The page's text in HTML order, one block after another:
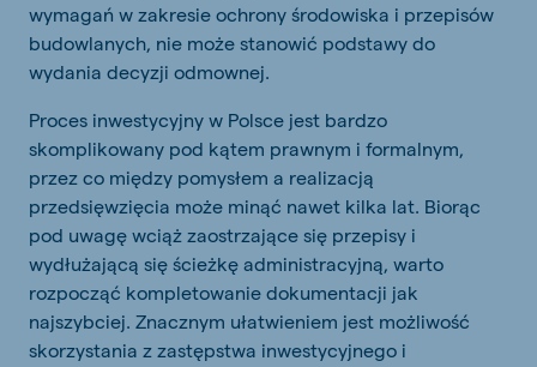
wymagań w zakresie ochrony środowiska i przepisów
budowlanych, nie może stanowić podstawy do
wydania decyzji odmownej.
Proces inwestycyjny w Polsce jest bardzo
skomplikowany pod kątem prawnym i formalnym,
przez co między pomysłem a realizacją
przedsięwzięcia może minąć nawet kilka lat. Biorąc
pod uwagę wciąż zaostrzające się przepisy i
wydłużającą się ścieżkę administracyjną, warto
rozpocząć kompletowanie dokumentacji jak
najszybciej. Znacznym ułatwieniem jest możliwość
skorzystania z zastępstwa inwestycyjnego i